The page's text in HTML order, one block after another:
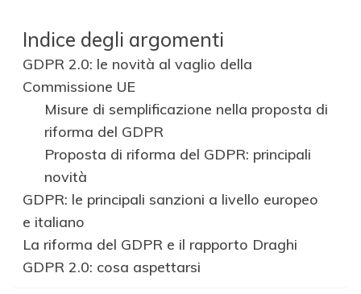
Indice degli argomenti
GDPR 2.0: le novità al vaglio della
Commissione UE
Misure di semplificazione nella proposta di
riforma del GDPR
Proposta di riforma del GDPR: principali
novità
GDPR: le principali sanzioni a livello europeo
e italiano
La riforma del GDPR e il rapporto Draghi
GDPR 2.0: cosa aspettarsi